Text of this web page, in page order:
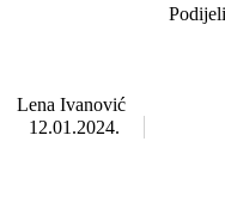
Lena Ivanović
12.01.2024.
Podijeli